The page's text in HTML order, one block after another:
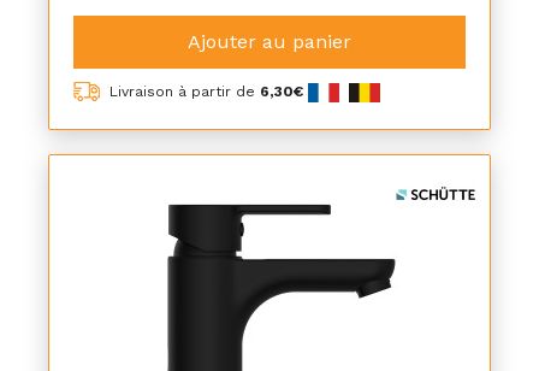
Ajouter au panier
Livraison à partir de 6,30€